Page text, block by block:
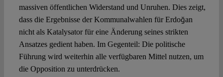
massiven öffentlichen Widerstand und Unruhen. Dies zeigt,
dass die Ergebnisse der Kommunalwahlen für Erdoğan
nicht als Katalysator für eine Änderung seines strikten
Ansatzes gedient haben. Im Gegenteil: Die politische
Führung wird weiterhin alle verfügbaren Mittel nutzen, um
die Opposition zu unterdrücken.